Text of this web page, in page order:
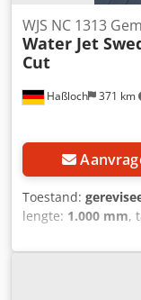
Haßloch 371 km
WJS NC 1313
Water Jet
Cut
Toestand:
lengte: 1.000 mm,
, WJS
huidige staat) -
water) -